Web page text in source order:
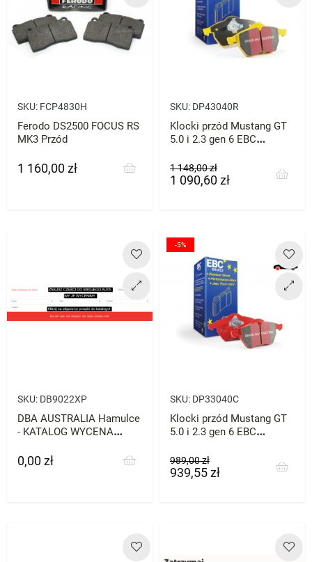
SKU: FCP4830H
Ferodo DS2500 FOCUS RS
MK3 Przód
Cena
1 160,00 zł
SKU: DP43040R
Klocki przód Mustang GT
5.0 i 2.3 gen 6 EBC
Cena
podstawowa
1 148,00 złCena
1 090,60 zł
SKU: DB9022XP
DBA AUSTRALIA Hamulce
- KATALOG WYCENA
SWOJEGO AUTA
Cena
0,00 zł
SKU: DP33040C
Klocki przód Mustang GT
5.0 i 2.3 gen 6 EBC
Cena
podstawowa
989,00 złCena
939,55 zł
-5%